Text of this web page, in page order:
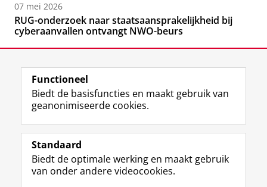
07 mei 2026
RUG-onderzoek naar staatsaansprakelijkheid bij
cyberaanvallen ontvangt NWO-beurs
Volg de RUG
F
a
e
b
L
i
k
e
R
S
-
f
I
n
t
Y
o
T
Studiekiezers
Functioneel
Biedt de basisfuncties en maakt gebruik van
geanonimiseerde cookies.
Standaard
Biedt de optimale werking en maakt gebruik
van onder andere videocookies.